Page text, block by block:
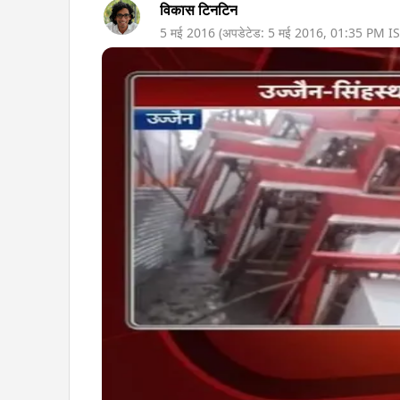
विकास टिनटिन
5 मई 2016 (अपडेटेड: 5 मई 2016, 01:35 PM